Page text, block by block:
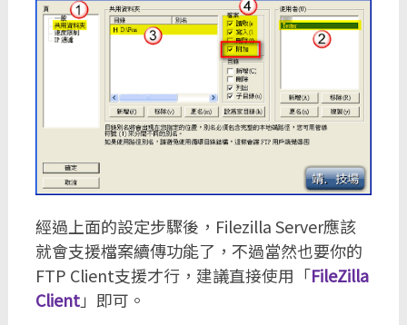
經過上面的設定步驟後，Filezilla Server應該
就會支援檔案續傳功能了，不過當然也要你的
FTP Client支援才行，建議直接使用「FileZilla
Client」即可。